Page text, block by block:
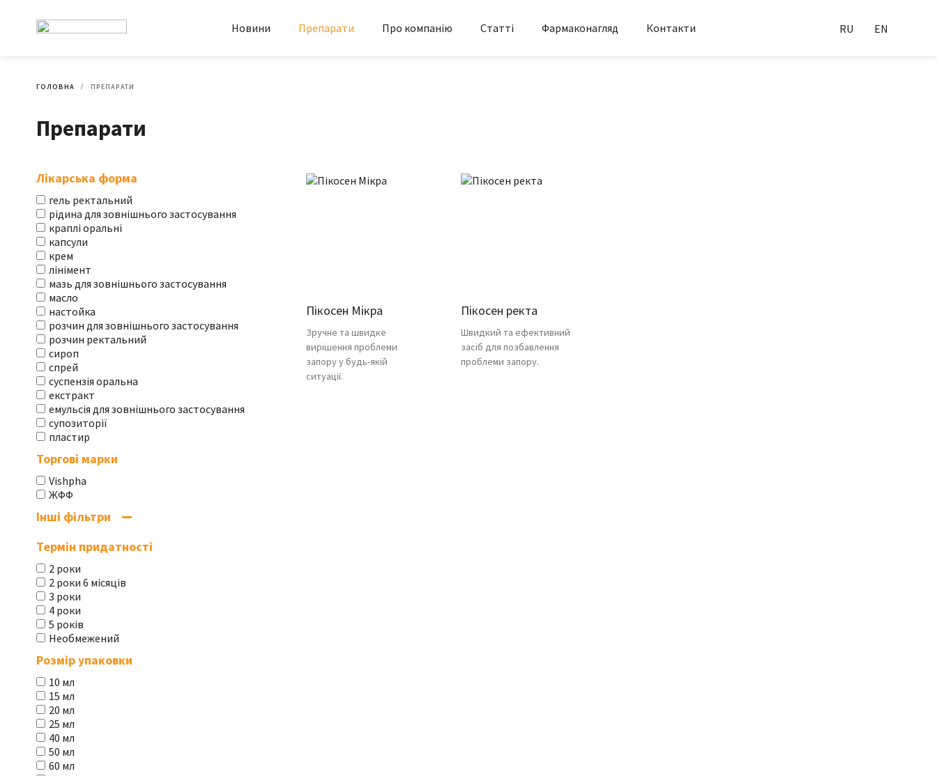
Новини Препарати Про компанію Статті Фармаконагляд Контакти RU EN
ГОЛОВНА ПРЕПАРАТИ
Препарати
Лікарська форма
гель ректальний
рідина для зовнішнього застосування
краплі оральні
капсули
крем
лінімент
мазь для зовнішнього застосування
масло
настойка
розчин для зовнішнього застосування
розчин ректальний
сироп
спрей
суспензія оральна
екстракт
емульсія для зовнішнього застосування
супозиторії
пластир
Торгові марки
Vishpha
ЖФФ
Інші фільтри
Термін придатності
2 роки
2 роки 6 місяців
3 роки
4 роки
5 років
Необмежений
Розмір упаковки
10 мл
15 мл
20 мл
25 мл
40 мл
50 мл
60 мл
Пікосен Мікра
Зручне та швидке
вирішення проблеми
запору у будь-якій
ситуації.
Пікосен ректа
Швидкий та ефективний
засіб для позбавлення
проблеми запору.